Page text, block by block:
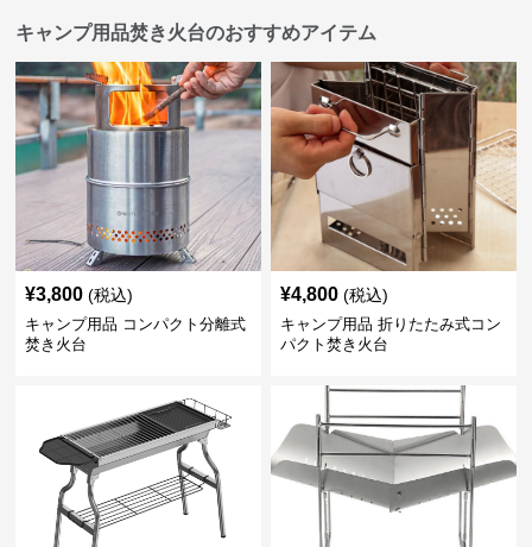
キャンプ用品焚き火台のおすすめアイテム
¥3,800 (税込)
キャンプ用品 コンパクト分離式
焚き火台
¥4,800 (税込)
キャンプ用品 折りたたみ式コン
パクト焚き火台